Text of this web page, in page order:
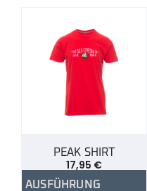
PEAK SHIRT
17,95 €
AUSFÜHRUNG